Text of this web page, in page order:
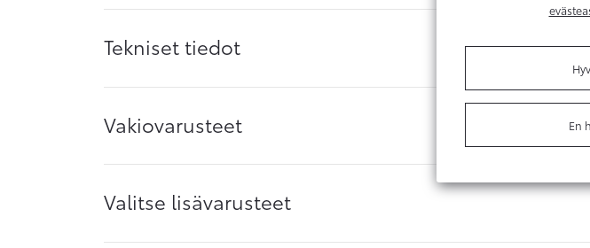
Tekniset tiedot
Vakiovarusteet
Valitse lisävarusteet
En